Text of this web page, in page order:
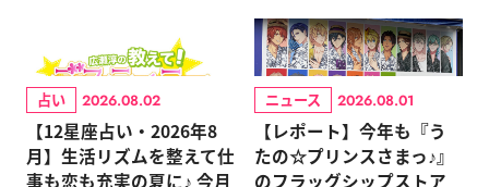
占い 2026.08.02
【12星座占い・2026年8
月】生活リズムを整えて仕
事も恋も充実の夏に♪ 今月
ニュース 2026.08.01
【レポート】今年も『う
たの☆プリンスさまっ♪』
のフラッグシップストア